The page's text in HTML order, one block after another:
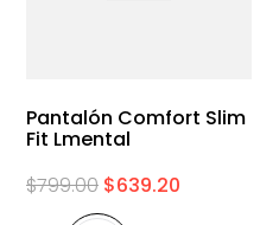
Pantalón Comfort Slim
Fit Lmental
$799.00 $639.20